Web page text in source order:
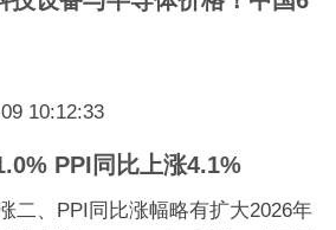
10:12:33
PPI同比上涨4.1%
二、PPI同比涨幅略有扩大2026年